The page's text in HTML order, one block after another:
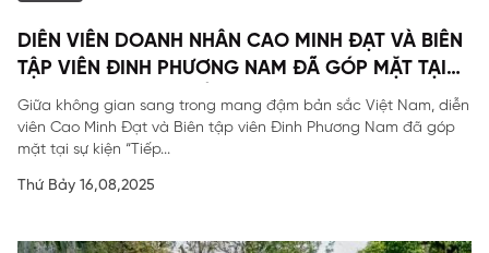
DIỄN VIÊN DOANH NHÂN CAO MINH ĐẠT VÀ BIÊN
TẬP VIÊN ĐINH PHƯƠNG NAM ĐÃ GÓP MẶT TẠI
SỰ KIỆN ĐẶC BIỆT CỦA ARISTINO.
Giữa không gian sang trong mang đậm bản sắc Việt Nam, diễn
viên Cao Minh Đạt và Biên tập viên Đinh Phương Nam đã góp
mặt tại sự kiện “Tiếp...
Thứ Bảy 16,08,2025